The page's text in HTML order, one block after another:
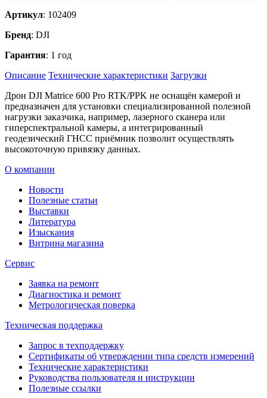
Артикул: 102409
Бренд: DJI
Гарантия: 1 год
Описание Технические характеристики Загрузки
Дрон DJI Matrice 600 Pro RTK/PPK не оснащён камерой и
предназначен для установки специализированной полезной
нагрузки заказчика, например, лазерного сканера или
гиперспектральной камеры, а интегрированный
геодезический ГНСС приёмник позволит осуществлять
высокоточную привязку данных.
О компании
Новости
Полезные статьи
Выставки
Литература
Изыскания
Витрина магазина
Сервис
Заявка на ремонт
Диагностика и ремонт
Метрологическая поверка
Техническая поддержка
Запрос в техподдержку
Сертификаты об утверждении типа средств измерений
Технические характеристики
Руководства пользователя и инструкции
Полезные ссылки